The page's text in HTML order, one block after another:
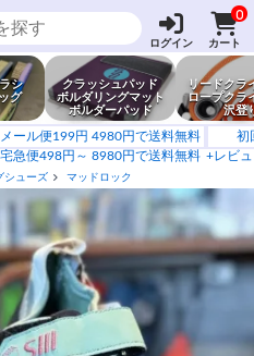
ログイン
0
カート
シ
グ
クラッシュパッド
ボルダリングマット
ボルダーパッド
リードクラ
ロープクラ
沢登
メール便199円 4980円で送料無料
宅急便498円～ 8980円で送料無料
初
+レビ
シューズ マッドロック